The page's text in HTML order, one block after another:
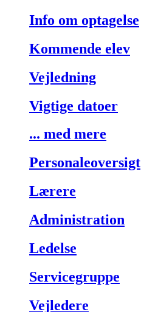
Info om optagelse
Kommende elev
Vejledning
Vigtige datoer
... med mere
Personaleoversigt
Lærere
Administration
Ledelse
Servicegruppe
Vejledere